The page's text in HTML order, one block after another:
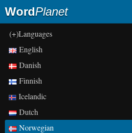
WordPlanet
(+)Languages
English
Danish
Finnish
Icelandic
Dutch
Norwegian